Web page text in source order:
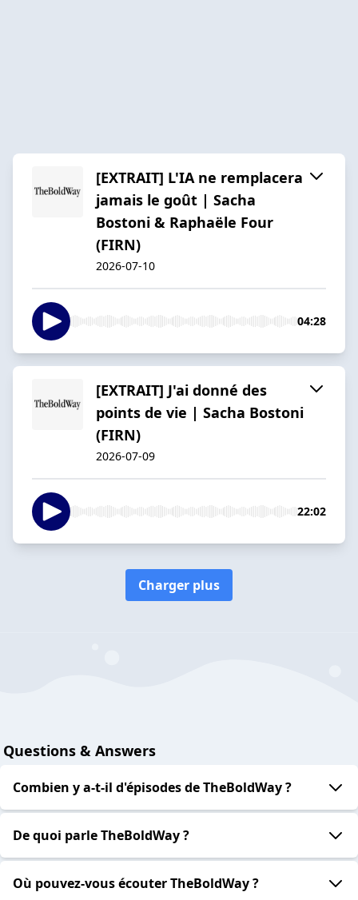
[EXTRAIT] L'IA ne remplacera
jamais le goût | Sacha
Bostoni & Raphaële Four
(FIRN)
2026-07-10
04:28
[EXTRAIT] J'ai donné des
points de vie | Sacha Bostoni
(FIRN)
2026-07-09
22:02
Charger plus
Questions & Answers
Combien y a-t-il d'épisodes de TheBoldWay ?
De quoi parle TheBoldWay ?
Où pouvez-vous écouter TheBoldWay ?